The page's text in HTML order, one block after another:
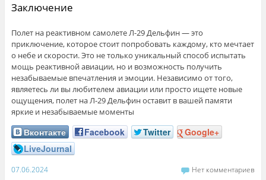
Заключение
Полет на реактивном самолете Л-29 Дельфин — это
приключение, которое стоит попробовать каждому, кто мечтает
о небе и скорости. Это не только уникальный способ испытать
мощь реактивной авиации, но и возможность получить
незабываемые впечатления и эмоции. Независимо от того,
являетесь ли вы любителем авиации или просто ищете новые
ощущения, полет на Л-29 Дельфин оставит в вашей памяти
яркие и незабываемые моменты
Вконтакте Facebook Twitter
Google+
LiveJournal
07.06.2024 Нет комментариев